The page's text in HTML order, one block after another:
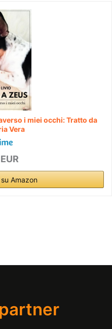
i miei occhi: Tratto da
Vera
Amazon